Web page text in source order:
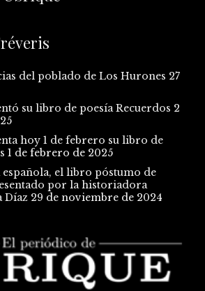
del poblado de Los Hurones 27
su libro de poesía Recuerdos 2
hoy 1 de febrero su libro de
1 de febrero de 2025
el libro póstumo de
por la historiadora
Díaz 29 de noviembre de 2024